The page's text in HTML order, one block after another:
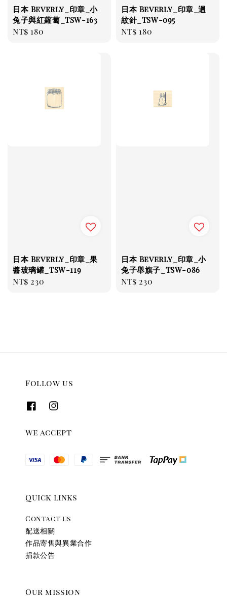
日本 Beverly_印章_小
兔子與紅蘿蔔_TSW-163
Regular
NT$ 180
日本 Beverly_印章_迴
紋針_TSW-095
Regular
NT$ 180
日本 Beverly_印章_果
醬玻璃罐_TSW-119
Regular
NT$ 230
日本 Beverly_印章_小
兔子舉旗子_TSW-086
Regular
NT$ 230
Follow us
We accept
Quick links
Contact us
配送相關
作品寄售與異業合作
捐款公告
Our mission